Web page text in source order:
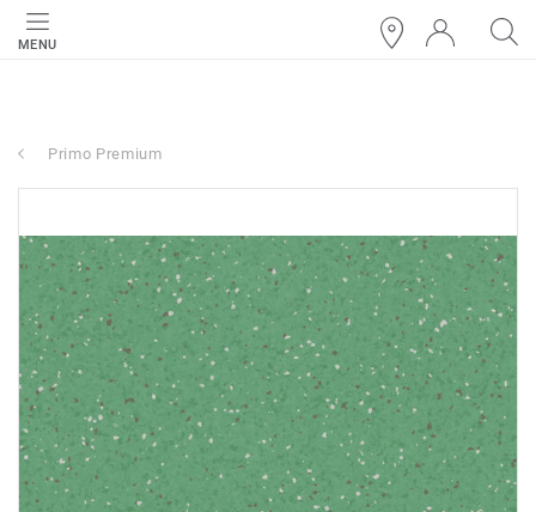
MENU
Primo Premium